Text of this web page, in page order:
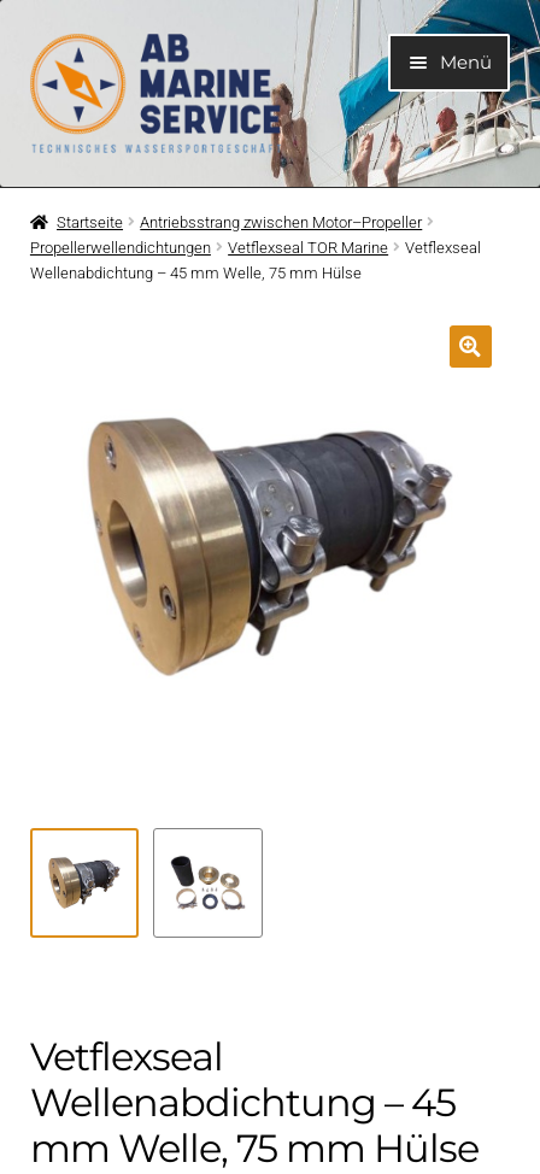
Zur
Navigation
springen
Zum
Inhalt
springen
Menü
Home
Motoren
öffnen
Kühlsystem
Kontakt
Technikblog
Startseite
Antriebsstrang zwischen Motor–Propeller
Propellerwellendichtungen
Vetflexseal TOR Marine
Vetflexseal
Wellenabdichtung – 45 mm Welle, 75 mm Hülse
Vetflexseal
Wellenabdichtung – 45
mm Welle, 75 mm Hülse